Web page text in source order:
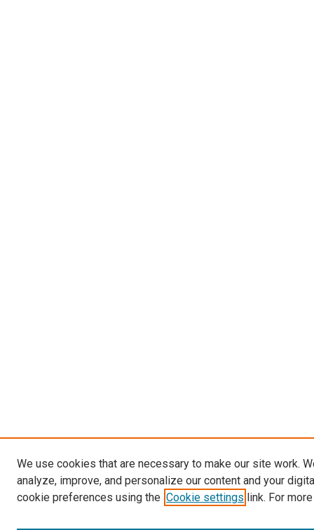
We use cookies that are necessary to make our site work.
analyze, improve, and personalize our content and your
cookie preferences using the Cookie settings link. For